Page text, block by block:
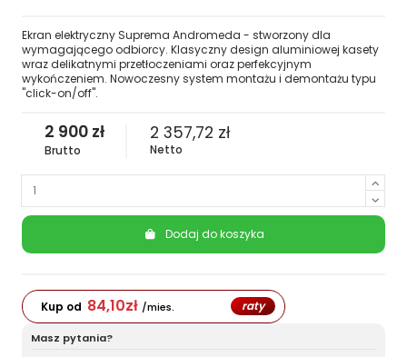
Ekran elektryczny Suprema Andromeda - stworzony dla
wymagającego odbiorcy. Klasyczny design aluminiowej kasety
wraz delikatnymi przetłoczeniami oraz perfekcyjnym
wykończeniem. Nowoczesny system montażu i demontażu typu
"click-on/off".
2 900 zł
Brutto
2 357,72 zł
Netto
Dodaj do koszyka
Kup od 84,10zł /mies. raty
Masz pytania?